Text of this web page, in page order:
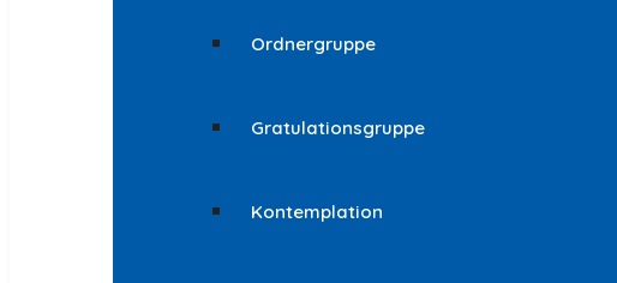
Ordnergruppe
Gratulationsgruppe
Kontemplation